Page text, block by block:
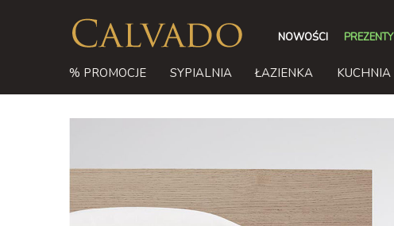
NOWOŚCI PREZENTY
% PROMOCJE SYPIALNIA ŁAZIENKA KUCHNIA